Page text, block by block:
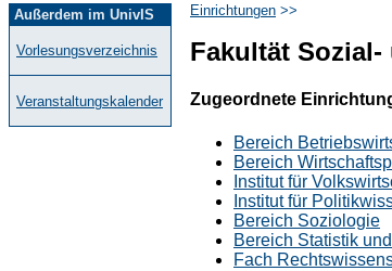
Außerdem im UnivIS
Vorlesungsverzeichnis
Veranstaltungskalender
Einrichtungen >>
Fakultät
Zugeordnete
Bereich
Bereich
Institut für
Institut für
Bereich Soziologie
Bereich Statistik
Fach